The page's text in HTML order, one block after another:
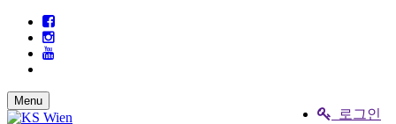
로그인
Menu